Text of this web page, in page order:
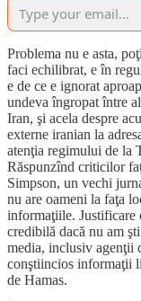
Problema nu e asta,
faci echilibrat, e în
e de ce e ignorat
undeva îngropat între
Iran, şi acela despre
externe iranian la
atenţia regimului de la
Răspunzînd criticilor
Simpson, un vechi
nu are oameni la faţa
informaţiile. Justificare
credibilă dacă nu am
media, inclusiv agenţii
conştiincios informaţii
de Hamas.